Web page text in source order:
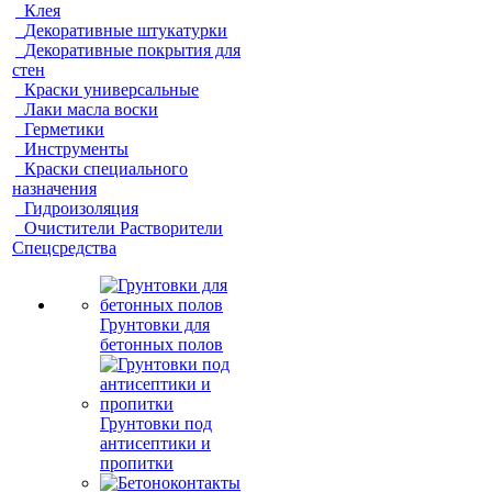
Клея
Декоративные штукатурки
Декоративные покрытия для
стен
Краски универсальные
Лаки масла воски
Герметики
Инструменты
Краски специального
назначения
Гидроизоляция
Очистители Растворители
Спецсредства
Грунтовки для
бетонных полов
Грунтовки под
антисептики и
пропитки